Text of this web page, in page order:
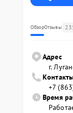
ОбзорОтзывы
Адрес
г.
Контакты
+7
Время